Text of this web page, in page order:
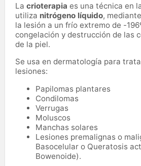
La crioterapia es una técnica en
utiliza nitrógeno líquido,
la lesión a un frío extremo de -
congelación y destrucción de las
de la piel.
Se usa en dermatología para
lesiones:
Papilomas plantares
Condilomas
Verrugas
Moluscos
Manchas solares
Lesiones premalignas o
Basocelular o Queratosis
Bowenoide).